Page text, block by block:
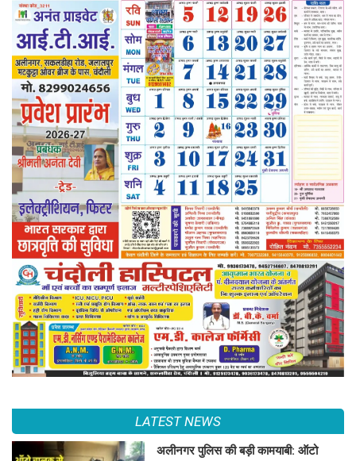
LATEST NEWS
अलीनगर पुलिस की बड़ी कामयाबी: ऑटो